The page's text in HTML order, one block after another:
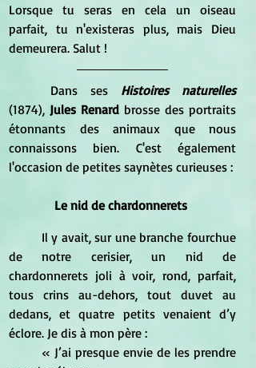
Lorsque tu seras en cela un oiseau
parfait, tu n'existeras plus, mais Dieu
demeurera. Salut !
	Dans ses
Histoires naturelles
(1874), Jules Renard brosse des portraits
étonnants des animaux que nous
connaissons bien. C'est également
l'occasion de petites saynètes curieuses :
Le nid de chardonnerets
de notre cerisier, un nid de
chardonnerets joli à voir, rond, parfait,
tous crins au-dehors, tout duvet au
dedans, et quatre petits venaient d’y
éclore. Je dis à mon père :